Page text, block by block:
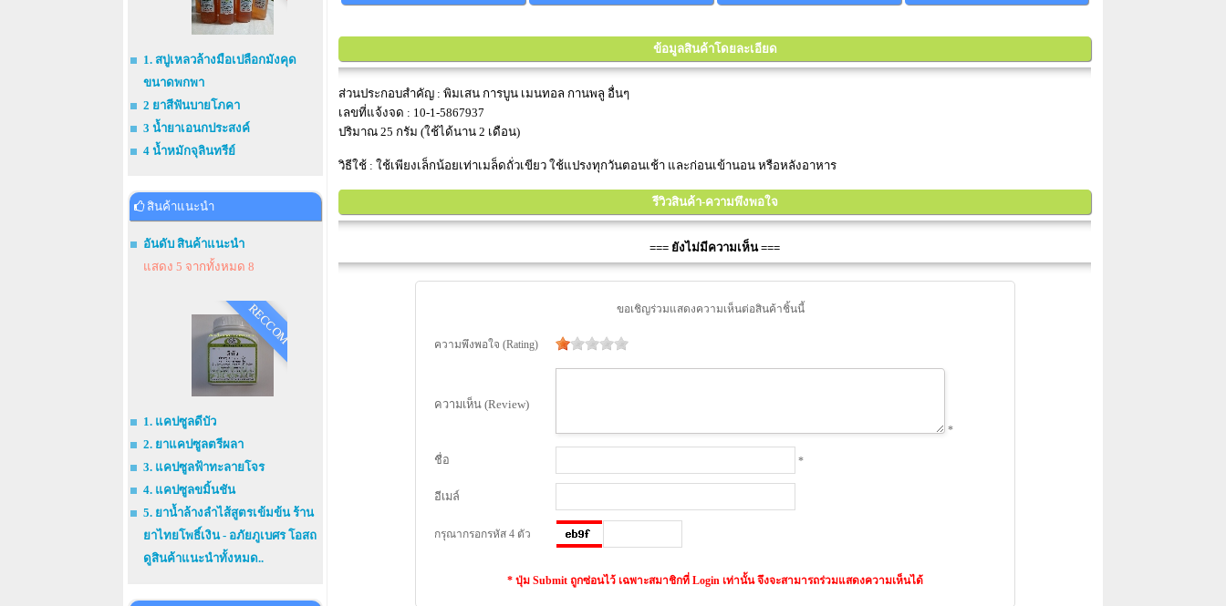
1. สบู่เหลวล้างมือเปลือกมังคุด
ขนาดพกพา
2 ยาสีฟันบายโภคา
3 น้ำยาเอนกประสงค์
4 น้ำหมักจุลินทรีย์
สินค้าแนะนำ
อันดับ สินค้าแนะนำ
แสดง 5 จากทั้งหมด 8
RECCOM
1. แคปซูลดีบัว
2. ยาแคปซูลตรีผลา
3. แคปซูลฟ้าทะลายโจร
4. แคปซูลขมิ้นชัน
5. ยาน้ำล้างลำไส้สูตรเข้มข้น ร้าน
ยาไทยโพธิ์เงิน - อภัยภูเบศร โอสถ
ดูสินค้าแนะนำทั้งหมด..
ข้อมูลสินค้าโดยละเอียด
ส่วนประกอบสำคัญ : พิมเสน การบูน เมนทอล กานพลู อื่นๆ
เลขที่แจ้งจด : 10-1-5867937
ปริมาณ 25 กรัม (ใช้ได้นาน 2 เดือน)
วิธีใช้ : ใช้เพียงเล็กน้อยเท่าเมล็ดถั่วเขียว ใช้แปรงทุกวันตอนเช้า และก่อนเข้านอน หรือหลังอาหาร
รีวิวสินค้า-ความพึงพอใจ
=== ยังไม่มีความเห็น ===
ขอเชิญร่วมแสดงความเห็นต่อสินค้าชิ้นนี้
ความพึงพอใจ (Rating)
ความเห็น (Review)
*
ชื่อ *
อีเมล์
กรุณากรอกรหัส 4 ตัว
* ปุ่ม Submit ถูกซ่อนไว้ เฉพาะสมาชิกที่ Login เท่านั้น จึงจะสามารถร่วมแสดงความเห็นได้